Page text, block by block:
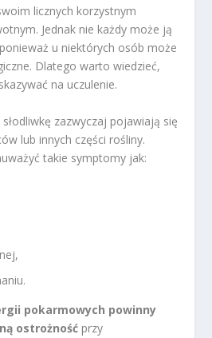
licznych korzystnym
Jednak nie każdy może ją
u niektórych osób może
Dlatego warto wiedzieć,
na uczulenie.
zazwyczaj pojawiają się
lub innych części rośliny.
takie symptomy jak:
pokarmowych powinny
ostrożność przy